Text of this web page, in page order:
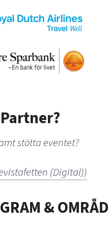
stötta eventet?
(Digital))
&